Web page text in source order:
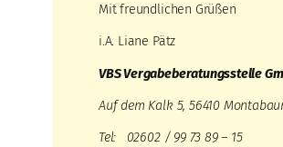
Mit freundlichen Grüßen
i.A. Liane Pätz
VBS Vergabeberatungsstelle
Auf dem Kalk 5, 56410
Tel: 02602 / 99 73 89 – 15